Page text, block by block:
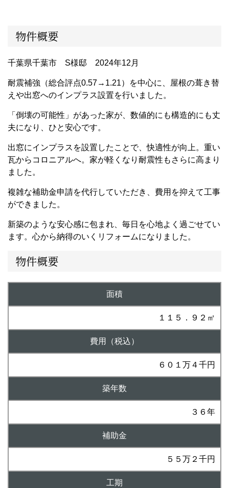
物件概要
千葉県千葉市 S様邸 2024年12月
耐震補強（総合評点0.57→1.21）を中心に、屋根の葺き替
えや出窓へのインプラス設置を行いました。
「倒壊の可能性」があった家が、数値的にも構造的にも丈
夫になり、ひと安心です。
出窓にインプラスを設置したことで、快適性が向上。重い
瓦からコロニアルへ。家が軽くなり耐震性もさらに高まり
ました。
複雑な補助金申請を代行していただき、費用を抑えて工事
ができました。
新築のような安心感に包まれ、毎日を心地よく過ごせてい
ます。心から納得のいくリフォームになりました。
物件概要
面積
１１５．９２㎡
費用（税込）
６０１万４千円
築年数
３６年
補助金
５５万２千円
工期